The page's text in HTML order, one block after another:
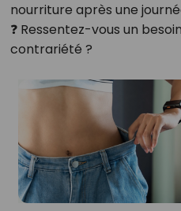
nourriture après une
❓ Ressentez-vous un
contrariété ?